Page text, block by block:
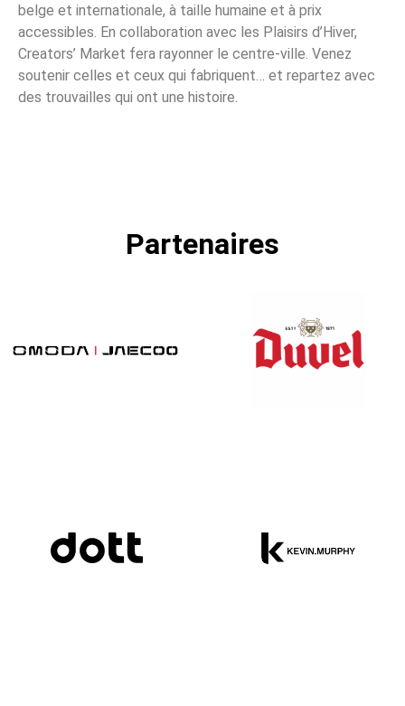
belge et internationale, à taille humaine et à prix
accessibles. En collaboration avec les Plaisirs d’Hiver,
Creators’ Market fera rayonner le centre-ville. Venez
soutenir celles et ceux qui fabriquent… et repartez avec
des trouvailles qui ont une histoire.
Partenaires